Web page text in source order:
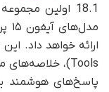
پاسخ‌های هوشمند